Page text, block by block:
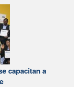
capacitan a